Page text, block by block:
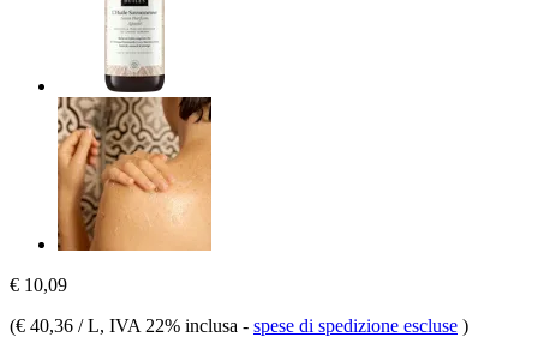
€ 10,09
(€ 40,36 / L, IVA 22% inclusa - spese di spedizione escluse )